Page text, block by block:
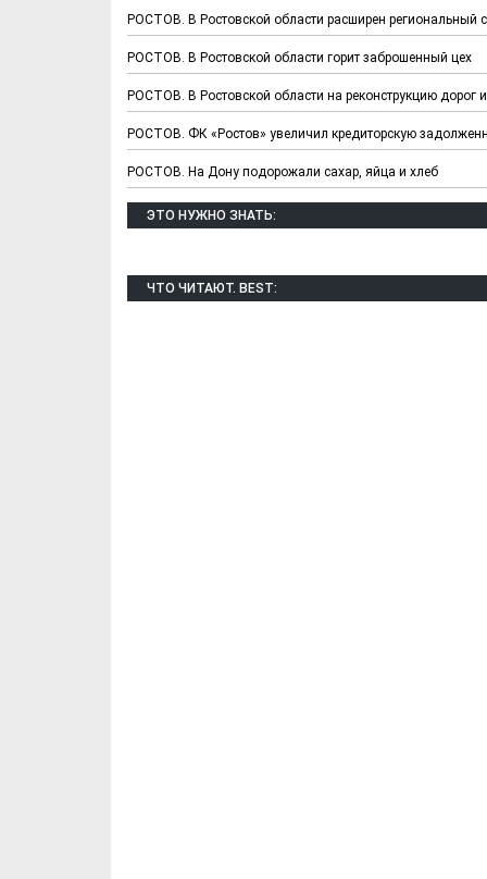
РОСТОВ. В Ростовской области расширен региональный
РОСТОВ. В Ростовской области горит заброшенный цех
РОСТОВ. В Ростовской области на реконструкцию дорог
РОСТОВ. ФК «Ростов» увеличил кредиторскую
РОСТОВ. На Дону подорожали сахар, яйца и хлеб
ЭТО НУЖНО ЗНАТЬ:
ЧТО ЧИТАЮТ. BEST:
Х. Гапураев. Капкан
для Зелимхана (Отр.
ЧЕЧНЯ. А.